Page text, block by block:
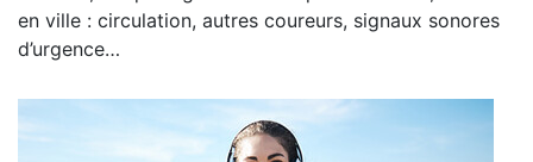
en ville : circulation, autres coureurs, signaux sonores
d’urgence…